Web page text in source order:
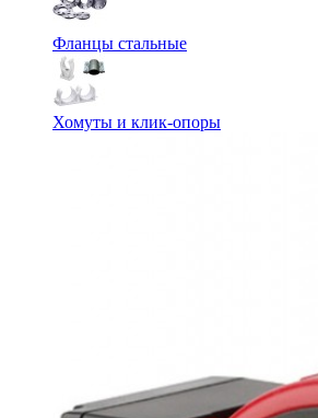
Фланцы стальные
Хомуты и клик-опоры